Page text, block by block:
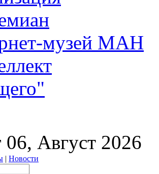
музей МАН
06, Август 2026
| Новости